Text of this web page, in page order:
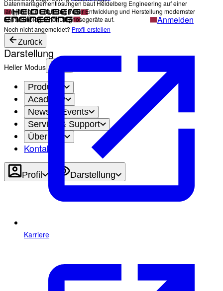
Anmelden
Noch nicht angemeldet? Profil erstellen
Zurück
Darstellung
Heller Modus
Produkte
Academy
News & Events
Service & Support
Über uns
Kontakt
Profil Darstellung
Datenmanagementlösungen baut Heidelberg Engineering auf einer
langjährigen Erfahrung in der Entwicklung und Herstellung modernster
ophthalmologischer Diagnosegeräte auf.
Karriere